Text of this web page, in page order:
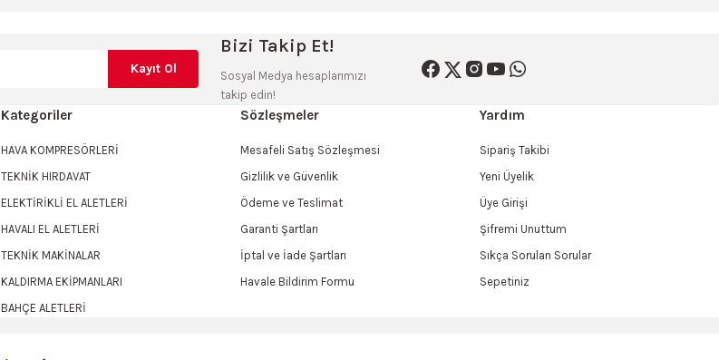
Yorum Yaz
Deneyimini Paylaş
Kayıt Ol
Bizi Takip Et!
Sosyal Medya hesaplarımızı
takip edin!
Kategoriler
HAVA KOMPRESÖRLERİ
TEKNİK HIRDAVAT
ELEKTİRİKLİ EL ALETLERİ
HAVALI EL ALETLERİ
TEKNİK MAKİNALAR
KALDIRMA EKİPMANLARI
BAHÇE ALETLERİ
Sözleşmeler
Mesafeli Satış Sözleşmesi
Gizlilik ve Güvenlik
Ödeme ve Teslimat
Garanti Şartları
İptal ve İade Şartları
Havale Bildirim Formu
Yardım
Sipariş Takibi
Yeni Üyelik
Üye Girişi
Şifremi Unuttum
Sıkça Sorulan Sorular
Sepetiniz